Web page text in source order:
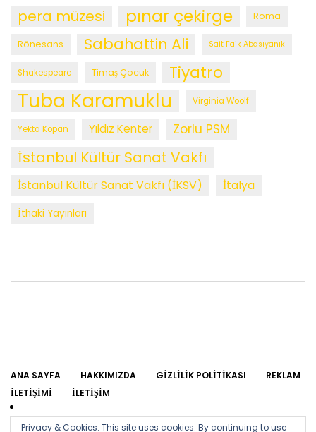
pera müzesi pınar çekirge Roma
Rönesans Sabahattin Ali Sait Faik Abasıyanık
Shakespeare Timaş Çocuk Tiyatro
Tuba Karamuklu Virginia Woolf
Yekta Kopan Yıldız Kenter Zorlu PSM
İstanbul Kültür Sanat Vakfı
İstanbul Kültür Sanat Vakfı (İKSV) İtalya
İthaki Yayınları
ANA SAYFA HAKKIMIZDA GIZLILIK POLITIKASI
REKLAM
İLETIŞIMI
İLETIŞIM
Privacy & Cookies: This site uses cookies. By continuing to use